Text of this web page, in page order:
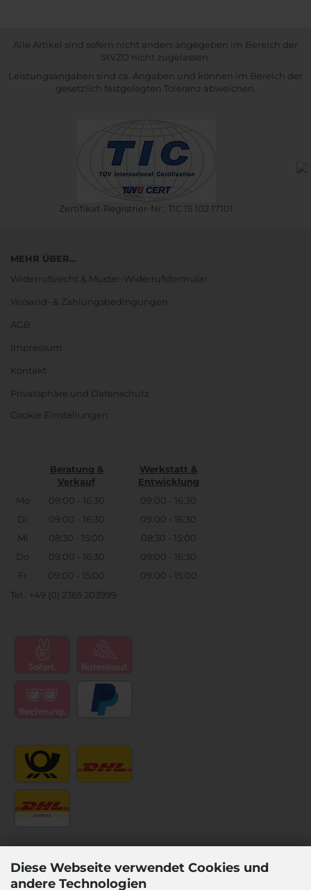
Diese Webseite verwendet Cookies und
andere Technologien
Alle Artikel sind sofern nicht anders angegeben im Bereich der
StVZO nicht zugelassen.
Leistungsangaben sind ca. Angaben und können im Bereich der
gesetzlich festgelegten Toleranz abweichen.
Zertifikat-Registrier-Nr.: TIC 15 102 17101
MEHR ÜBER...
Widerrufsrecht & Muster-Widerrufsformular
Versand- & Zahlungsbedingungen
AGB
Impressum
Kontakt
Privatsphäre und Datenschutz
Cookie Einstellungen
Beratung &
Verkauf
Werkstatt &
Entwicklung
Mo
09:00 - 16:30
09:00 - 16:30
Di
09:00 - 16:30
09:00 - 16:30
Mi
08:30 - 15:00
08:30 - 15:00
Do
09:00 - 16:30
09:00 - 16:30
Fr
09:00 - 15:00
09:00 - 15:00
Tel.: +49 (0) 2365 203999